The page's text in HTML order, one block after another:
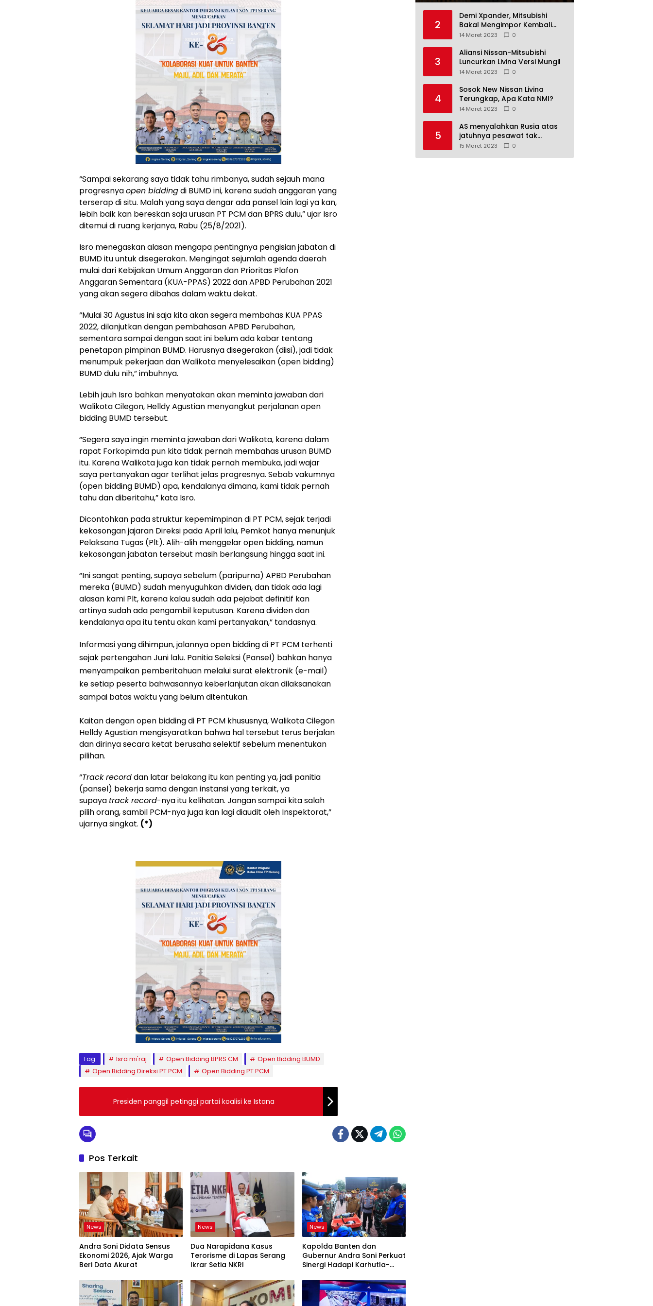
“Sampai sekarang saya tidak tahu rimbanya, sudah sejauh mana
progresnyaopen biddingdi BUMD ini, karena sudah anggaran yang
terserap di situ. Malah yang saya dengar ada pansel lain lagi ya kan,
lebih baik kan bereskan saja urusan PT PCM dan BPRS dulu,” ujar Isro
ditemui di ruang kerjanya, Rabu (25/8/2021).
Isro menegaskan alasan mengapa pentingnya pengisian jabatan di
BUMD itu untuk disegerakan. Mengingat sejumlah agenda daerah
mulai dari Kebijakan Umum Anggaran dan Prioritas Plafon
Anggaran Sementara (KUA-PPAS) 2022 dan APBD Perubahan 2021
yang akan segera dibahas dalam waktu dekat.
“Mulai 30 Agustus ini saja kita akan segera membahas KUA PPAS
2022, dilanjutkan dengan pembahasan APBD Perubahan,
sementara sampai dengan saat ini belum ada kabar tentang
penetapan pimpinan BUMD. Harusnya disegerakan (diisi), jadi tidak
menumpuk pekerjaan dan Walikota menyelesaikan (open bidding)
BUMD dulu nih,” imbuhnya.
Lebih jauh Isro bahkan menyatakan akan meminta jawaban dari
Walikota Cilegon, Helldy Agustian menyangkut perjalanan open
bidding BUMD tersebut.
“Segera saya ingin meminta jawaban dari Walikota, karena dalam
rapat Forkopimda pun kita tidak pernah membahas urusan BUMD
itu. Karena Walikota juga kan tidak pernah membuka, jadi wajar
saya pertanyakan agar terlihat jelas progresnya. Sebab vakumnya
(open bidding BUMD) apa, kendalanya dimana, kami tidak pernah
tahu dan diberitahu,” kata Isro.
Dicontohkan pada struktur kepemimpinan di PT PCM, sejak terjadi
kekosongan jajaran Direksi pada April lalu, Pemkot hanya menunjuk
Pelaksana Tugas (Plt). Alih-alih menggelar open bidding, namun
kekosongan jabatan tersebut masih berlangsung hingga saat ini.
“Ini sangat penting, supaya sebelum (paripurna) APBD Perubahan
mereka (BUMD) sudah menyuguhkan dividen, dan tidak ada lagi
alasan kami Plt, karena kalau sudah ada pejabat definitif kan
artinya sudah ada pengambil keputusan. Karena dividen dan
kendalanya apa itu tentu akan kami pertanyakan,” tandasnya.
Informasi yang dihimpun, jalannya open bidding di PT PCM terhenti
sejak pertengahan Juni lalu. Panitia Seleksi (Pansel) bahkan hanya
menyampaikan pemberitahuan melalui surat elektronik (e-mail)
ke setiap peserta bahwasannya keberlanjutan akan dilaksanakan
sampai batas waktu yang belum ditentukan.
Kaitan dengan open bidding di PT PCM khususnya, Walikota Cilegon
Helldy Agustian mengisyaratkan bahwa hal tersebut terus berjalan
dan dirinya secara ketat berusaha selektif sebelum menentukan
pilihan.
“Track recorddan latar belakang itu kan penting ya, jadi panitia
(pansel) bekerja sama dengan instansi yang terkait, ya
supaya track record-nya itu kelihatan. Jangan sampai kita salah
pilih orang, sambil PCM-nya juga kan lagi diaudit oleh Inspektorat,”
ujarnya singkat. (*)
Tag: Isra mi'raj Open Bidding BPRS CM
Open Bidding BUMD
Open Bidding Direksi PT PCM
Open Bidding PT PCM
Presiden panggil petinggi partai koalisi ke Istana
Pos Terkait
News
Andra Soni Didata Sensus
Ekonomi 2026, Ajak Warga
Beri Data Akurat
News
Dua Narapidana Kasus
Terorisme di Lapas Serang
Ikrar Setia NKRI
News
Kapolda Banten dan
Gubernur Andra Soni Perkuat
Sinergi Hadapi Karhutla-
2
Demi Xpander, Mitsubishi
Bakal Mengimpor Kembali
Pajero Sport
14 Maret 2023 0
3
Aliansi Nissan-Mitsubishi
Luncurkan Livina Versi Mungil
14 Maret 2023 0
4
Sosok New Nissan Livina
Terungkap, Apa Kata NMI?
14 Maret 2023 0
5
AS menyalahkan Rusia atas
jatuhnya pesawat tak
berawak di Laut Hitam,
15 Maret 2023 0